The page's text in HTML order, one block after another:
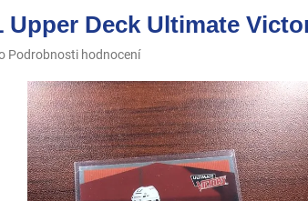
Upper Deck Ultimate
Podrobnosti hodnocení